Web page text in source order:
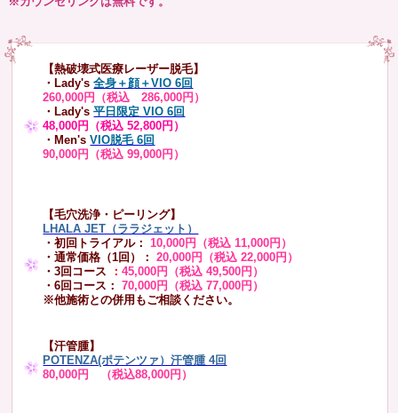
【熱破壊式医療レーザー脱毛】
・Lady's 全身＋顔＋VIO 6回
260,000円（税込 286,000円）
・Lady's平日限定 VIO 6回
48,000円（税込 52,800円）
・Men's VIO脱毛 6回
90,000円（税込 99,000円）
【毛穴洗浄・ピーリング】
LHALA JET（ララジェット）
・初回トライアル：10,000円（税込 11,000円）
・通常価格（1回）：
20,000円（税込 22,000円）
・3回コース ：45,000円（税込 49,500円）
・6回コース：
70,000円（税込 77,000円）
※他施術との併用もご相談ください。
【汗管腫】
POTENZA(ポテンツァ）汗管腫 4回
80,000円 （税込88,000円）